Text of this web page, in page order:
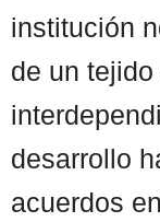
institución
de un
desarrollo
acuerdos